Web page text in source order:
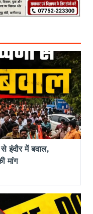
इंदौर में बवाल,
मांग